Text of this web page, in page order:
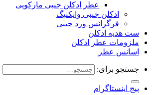
عطر ادکلن جیبی مارکویی
ادکلن جیبی وایکنیگ
فرگرانس ورد جیبی
ست هدیه ادکلن
ملزومات عطر ادکلن
اسانس عطر
جستجو برای:
پیج اینستاگرام